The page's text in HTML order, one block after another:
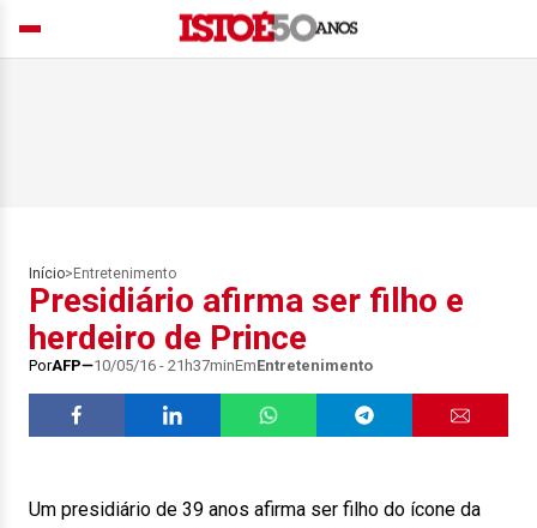
Início> Entretenimento
Presidiário afirma ser filho e
herdeiro de Prince
PorAFP 10/05/16 - 21h37minEmEntretenimento
Um presidiário de 39 anos afirma ser filho do ícone da